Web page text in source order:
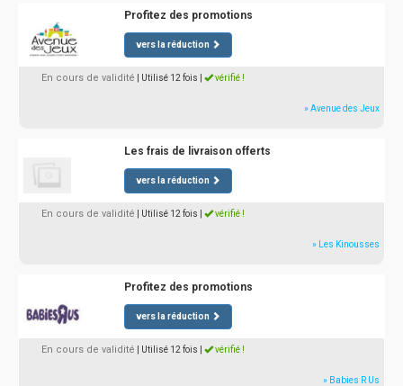
Profitez des promotions
vers la réduction
En cours de validité | Utilisé 12 fois vérifié !
» Avenue des Jeux
Les frais de livraison offerts
vers la réduction
En cours de validité | Utilisé 12 fois vérifié !
» Les Kinousses
Profitez des promotions
vers la réduction
En cours de validité | Utilisé 12 fois vérifié !
» Babies R Us